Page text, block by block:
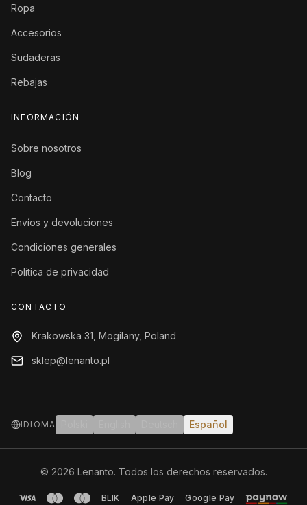
Ropa
Accesorios
Sudaderas
Rebajas
INFORMACIÓN
Sobre nosotros
Blog
Contacto
Envíos y devoluciones
Condiciones generales
Política de privacidad
CONTACTO
Krakowska 31, Mogilany, Poland
sklep@lenanto.pl
IDIOMA Español
© 2026 Lenanto. Todos los derechos reservados.
BLIK Apple Pay Google Pay